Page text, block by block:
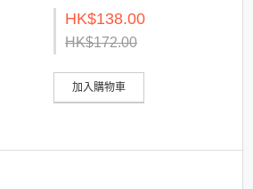
HK$138.00
HK$172.00
加入購物車